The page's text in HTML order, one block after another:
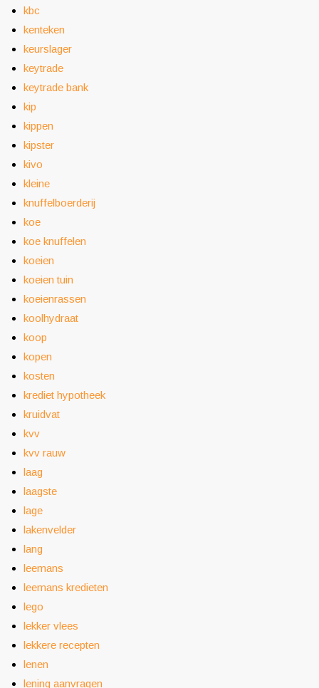
kbc
kenteken
keurslager
keytrade
keytrade bank
kip
kippen
kipster
kivo
kleine
knuffelboerderij
koe
koe knuffelen
koeien
koeien tuin
koeienrassen
koolhydraat
koop
kopen
kosten
krediet hypotheek
kruidvat
kvv
kvv rauw
laag
laagste
lage
lakenvelder
lang
leemans
leemans kredieten
lego
lekker vlees
lekkere recepten
lenen
lening aanvragen